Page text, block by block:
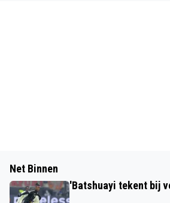
Net Binnen
'Batshuayi tekent bij